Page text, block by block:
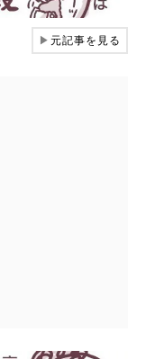
▶元記事を見る